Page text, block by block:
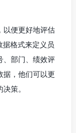
以便更好地评估
据格式来定义员
、部门、绩效评
据，他们可以更
策。